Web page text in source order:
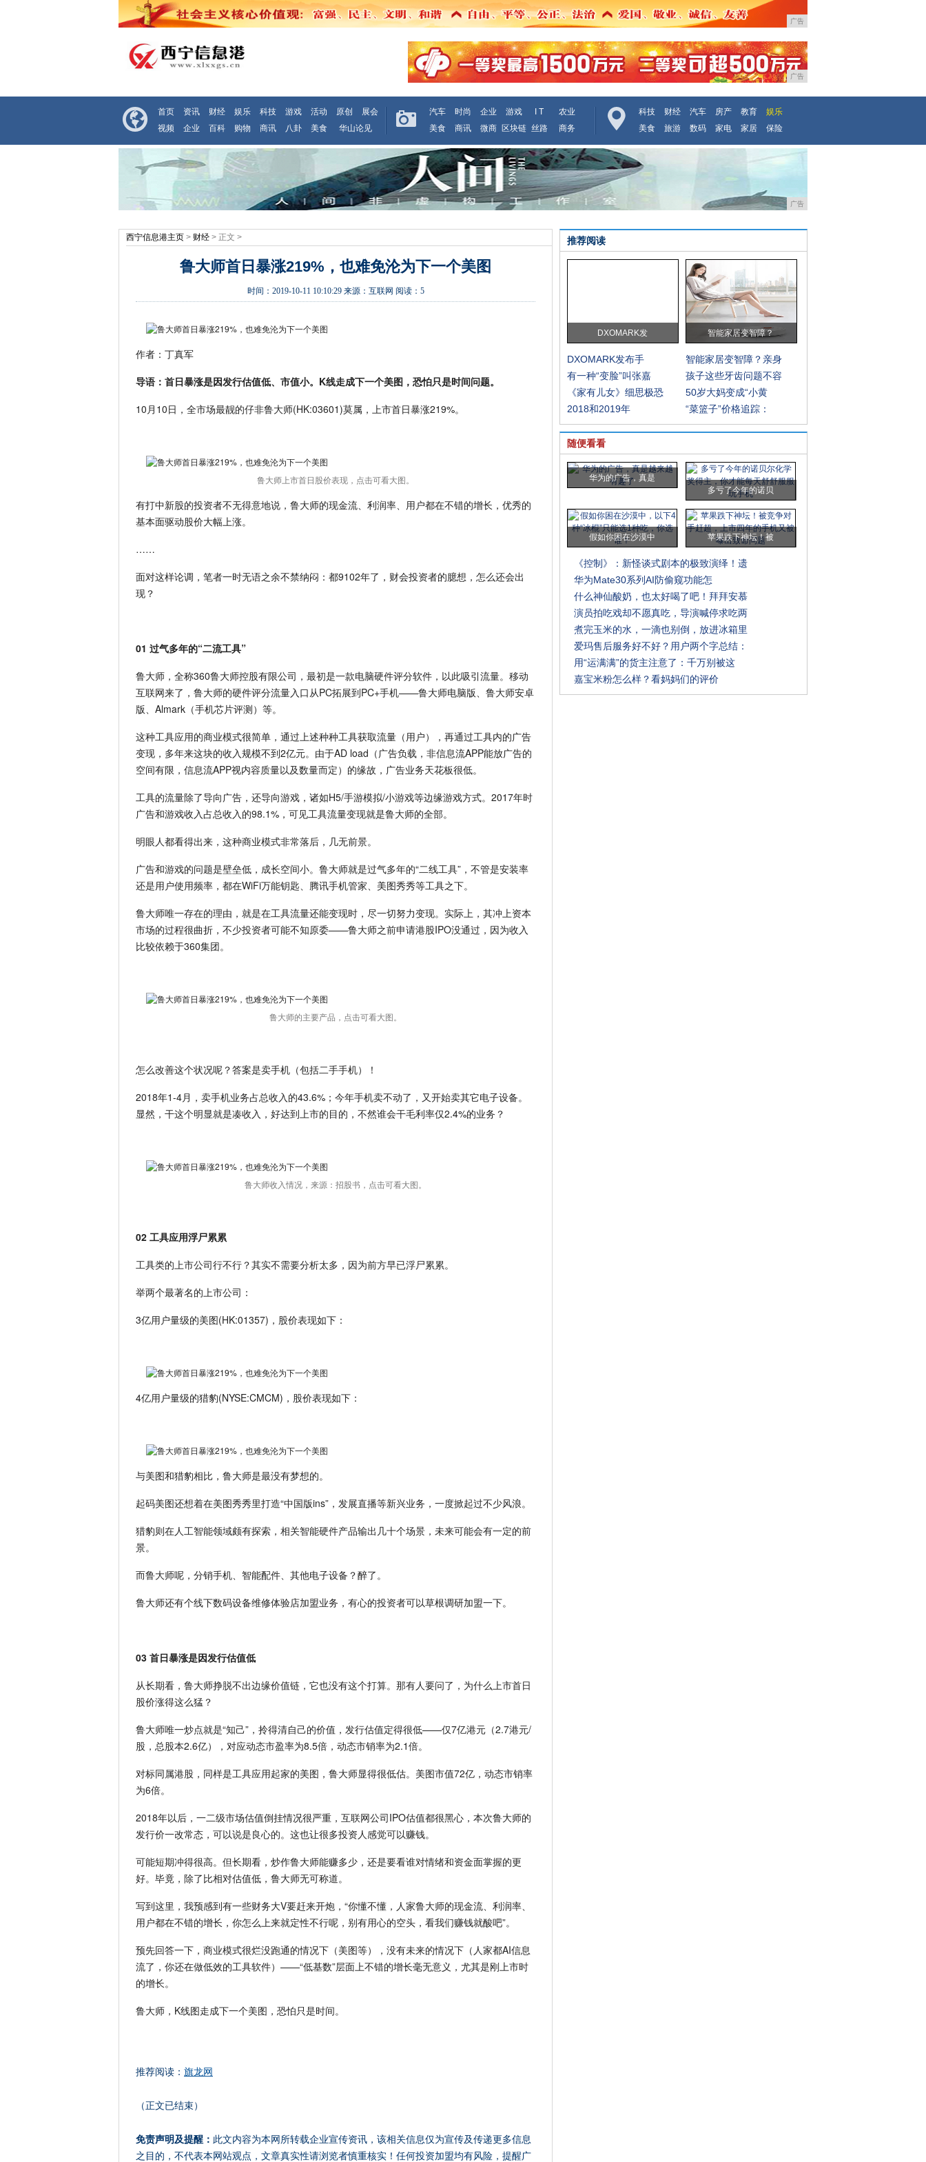
广告
广告
首页 资讯 财经 娱乐 科技 游戏 活动 原创
展会
视频
企业 百科 购物 商讯 八卦 美食 华山论见
汽车 时尚 企业 游戏 I T
农业
美食
商讯 微商 区块链 丝路 商务
科技 财经 汽车 房产 教育
娱乐
美食
旅游 数码 家电 家居 保险
广告
西宁信息港主页 > 财经 > 正文 >
鲁大师首日暴涨219%，也难免沦为下一个美图
时间： 2019-10-11 10:10:29来源： 互联网 阅读：5
作者：丁真军
导语：首日暴涨是因发行估值低、市值小。K线走成下一个美图，恐怕只是时间问题。
10月10日，全市场最靓的仔非鲁大师(HK:03601)莫属，上市首日暴涨219%。
鲁大师上市首日股价表现，点击可看大图。
有打中新股的投资者不无得意地说，鲁大师的现金流、利润率、用户都在不错的增长，优秀的
基本面驱动股价大幅上涨。
……
面对这样论调，笔者一时无语之余不禁纳闷：都9102年了，财会投资者的臆想，怎么还会出
现？
01 过气多年的“二流工具”
鲁大师，全称360鲁大师控股有限公司，最初是一款电脑硬件评分软件，以此吸引流量。移动
互联网来了，鲁大师的硬件评分流量入口从PC拓展到PC+手机——鲁大师电脑版、鲁大师安卓
版、Almark（手机芯片评测）等。
这种工具应用的商业模式很简单，通过上述种种工具获取流量（用户），再通过工具内的广告
变现，多年来这块的收入规模不到2亿元。由于AD load（广告负载，非信息流APP能放广告的
空间有限，信息流APP视内容质量以及数量而定）的缘故，广告业务天花板很低。
工具的流量除了导向广告，还导向游戏，诸如H5/手游模拟/小游戏等边缘游戏方式。2017年时
广告和游戏收入占总收入的98.1%，可见工具流量变现就是鲁大师的全部。
明眼人都看得出来，这种商业模式非常落后，几无前景。
广告和游戏的问题是壁垒低，成长空间小。鲁大师就是过气多年的“二线工具”，不管是安装率
还是用户使用频率，都在WiFi万能钥匙、腾讯手机管家、美图秀秀等工具之下。
鲁大师唯一存在的理由，就是在工具流量还能变现时，尽一切努力变现。实际上，其冲上资本
市场的过程很曲折，不少投资者可能不知原委——鲁大师之前申请港股IPO没通过，因为收入
比较依赖于360集团。
鲁大师的主要产品，点击可看大图。
怎么改善这个状况呢？答案是卖手机（包括二手手机）！
2018年1-4月，卖手机业务占总收入的43.6%；今年手机卖不动了，又开始卖其它电子设备。
显然，干这个明显就是凑收入，好达到上市的目的，不然谁会干毛利率仅2.4%的业务？
鲁大师收入情况，来源：招股书，点击可看大图。
02 工具应用浮尸累累
工具类的上市公司行不行？其实不需要分析太多，因为前方早已浮尸累累。
举两个最著名的上市公司：
3亿用户量级的美图(HK:01357)，股价表现如下：
4亿用户量级的猎豹(NYSE:CMCM)，股价表现如下：
与美图和猎豹相比，鲁大师是最没有梦想的。
起码美图还想着在美图秀秀里打造“中国版ins”，发展直播等新兴业务，一度掀起过不少风浪。
猎豹则在人工智能领域颇有探索，相关智能硬件产品输出几十个场景，未来可能会有一定的前
景。
而鲁大师呢，分销手机、智能配件、其他电子设备？醉了。
鲁大师还有个线下数码设备维修体验店加盟业务，有心的投资者可以草根调研加盟一下。
03 首日暴涨是因发行估值低
从长期看，鲁大师挣脱不出边缘价值链，它也没有这个打算。那有人要问了，为什么上市首日
股价涨得这么猛？
鲁大师唯一炒点就是“知己”，拎得清自己的价值，发行估值定得很低——仅7亿港元（2.7港元/
股，总股本2.6亿），对应动态市盈率为8.5倍，动态市销率为2.1倍。
对标同属港股，同样是工具应用起家的美图，鲁大师显得很低估。美图市值72亿，动态市销率
为6倍。
2018年以后，一二级市场估值倒挂情况很严重，互联网公司IPO估值都很黑心，本次鲁大师的
发行价一改常态，可以说是良心的。这也让很多投资人感觉可以赚钱。
可能短期冲得很高。但长期看，炒作鲁大师能赚多少，还是要看谁对情绪和资金面掌握的更
好。毕竟，除了比相对估值低，鲁大师无可称道。
写到这里，我预感到有一些财务大V要赶来开炮，“你懂不懂，人家鲁大师的现金流、利润率、
用户都在不错的增长，你怎么上来就定性不行呢，别有用心的空头，看我们赚钱就酸吧”。
预先回答一下，商业模式很烂没跑通的情况下（美图等），没有未来的情况下（人家都AI信息
流了，你还在做低效的工具软件）——“低基数”层面上不错的增长毫无意义，尤其是刚上市时
的增长。
鲁大师，K线图走成下一个美图，恐怕只是时间。
推荐阅读： 旗龙网
（正文已结束）
免责声明及提醒： 此文内容为本网所转载企业宣传资讯，该相关信息仅为宣传及传递更多信息
之目的，不代表本网站观点，文章真实性请浏览者慎重核实！任何投资加盟均有风险，提醒广
推荐阅读
DXOMARK发 智能家居变智障？
DXOMARK发布手
智能家居变智障？亲身
有一种“变脸”叫张嘉
孩子这些牙齿问题不容
《家有儿女》细思极恐
50岁大妈变成“小黄
2018和2019年
“菜篮子”价格追踪：
随便看看
华为的广告，真是
多亏了今年的诺贝
假如你困在沙漠中 苹果跌下神坛！被
《控制》：新怪谈式剧本的极致演绎！遗
华为Mate30系列AI防偷窥功能怎
什么神仙酸奶，也太好喝了吧！拜拜安慕
演员拍吃戏却不愿真吃，导演喊停求吃两
煮完玉米的水，一滴也别倒，放进冰箱里
爱玛售后服务好不好？用户两个字总结：
用“运满满”的货主注意了：千万别被这
嘉宝米粉怎么样？看妈妈们的评价